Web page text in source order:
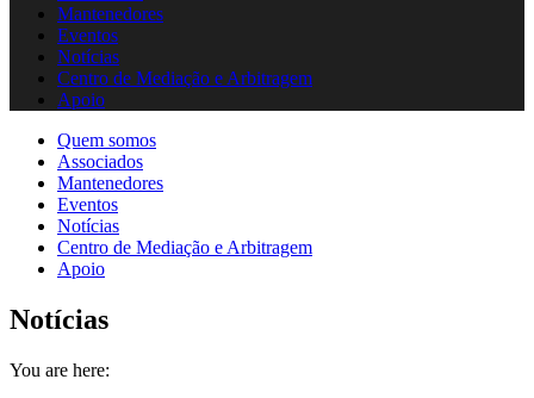
Mantenedores
Eventos
Notícias
Centro de Mediação e Arbitragem
Apoio
Quem somos
Associados
Mantenedores
Eventos
Notícias
Centro de Mediação e Arbitragem
Apoio
Notícias
You are here: